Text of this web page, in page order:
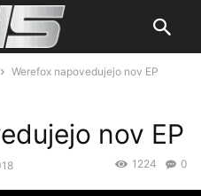
Werefox napovedujejo nov EP
nov EP
0
1224